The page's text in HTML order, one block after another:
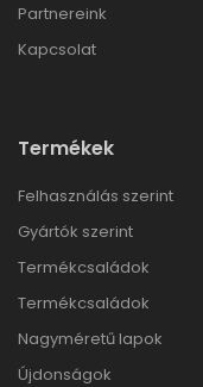
Partnereink
Kapcsolat
Termékek
Felhasználás szerint
Gyártók szerint
Termékcsaládok
Termékcsaládok
Nagyméretű lapok
Újdonságok